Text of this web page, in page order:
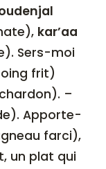
kar’aa
Sers-moi
frit)
–
Apporte-
farci),
un plat qui